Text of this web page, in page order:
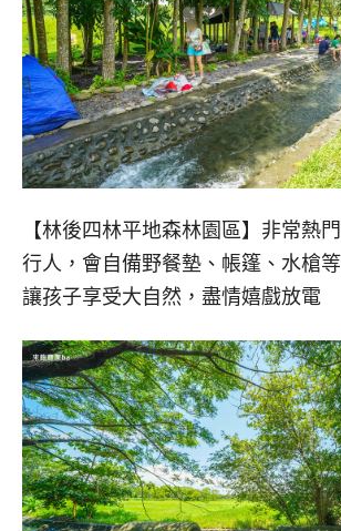
【林後四林平地森林園區】非常熱
行人，會自備野餐墊、帳篷、水槍
讓孩子享受大自然，盡情嬉戲放電